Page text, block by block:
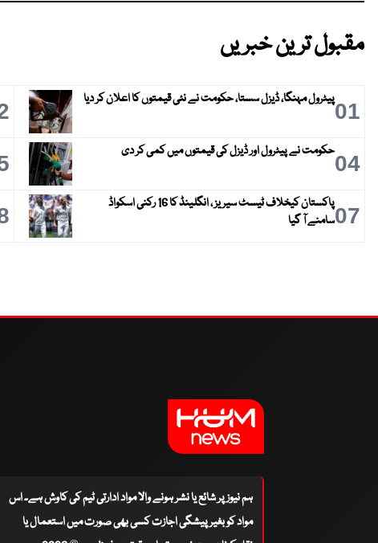
مقبول ترین خبریں
01پیٹرول مہنگا، ڈیزل سستا، حکومت نے نئی قیمتوں کا اعلان کر دیا
04حکومت نے پیٹرول اور ڈیزل کی قیمتوں میں کمی کر دی
07
پاکستان کیخلاف ٹیسٹ سیریز ، انگلینڈ کا 16 رکنی اسکواڈ
سامنے آ گیا
ہم نیوز پر شائع یا نشر ہونے والا مواد ادارتی ٹیم کی کاوش ہے۔ اس
مواد کو بغیر پیشگی اجازت کسی بھی صورت میں استعمال یا